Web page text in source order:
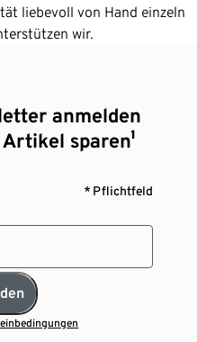
liebevoll von Hand einzeln
wir.
anmelden
sparen¹
* Pflichtfeld